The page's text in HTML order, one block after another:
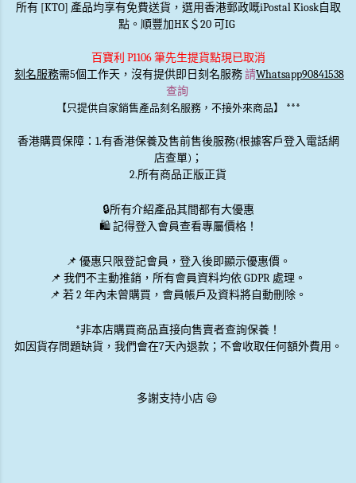
所有 [KTO] 產品均享有免費送貨，選用香港郵政嘅iPostal Kiosk自取
點。順豐加HK＄20 可IG
百寶利 P1106 筆先生提貨點現已取消
刻名服務需5個工作天，沒有提供即日刻名服務請Whatsapp90841538
查詢
【只提供自家銷售產品刻名服務，不接外來商品】 ***
香港購買保障：1.有香港保養及售前售後服務(根據客戶登入電話網
店查單)；
2.所有商品正版正貨
🔒所有介紹產品其間都有大優惠
🛍️ 記得登入會員查看專屬價格！
📌 優惠只限登記會員 ，登入後即顯示優惠價。
📌 我們不主動推銷 ，所有會員資料均依 GDPR 處理。
📌 若 2 年內未曾購買，會員帳戶及資料將自動刪除。
*非本店購買商品直接向售賣者查詢保養！
如因貨存問題缺貨，我們會在7天內退款；不會收取任何額外費用。
多謝支持小店 😃